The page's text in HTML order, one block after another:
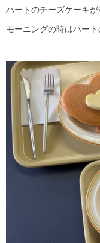
ハートのチーズケーキ
モーニングの時はハー